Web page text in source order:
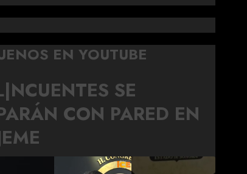
EN YOUTUBE
SE
CON PARED EN